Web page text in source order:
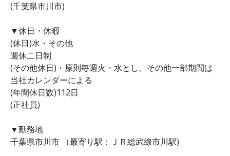
(千葉県市川市)
▼休日・休暇
(休日)水・その他
週休二日制
(その他休日)・原則毎週火・水とし、その他一部期間は
当社カレンダーによる
(年間休日数)112日
(正社員)
▼勤務地
千葉県市川市 （最寄り駅：ＪＲ総武線市川駅)